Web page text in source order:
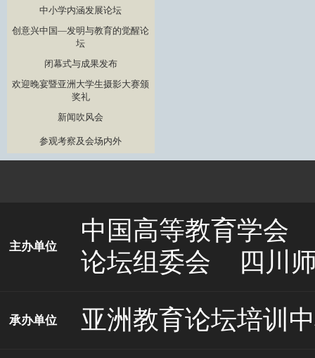
中小学内涵发展论坛
创意兴中国—发明与教育的觉醒论
坛
闭幕式与成果发布
欢迎晚宴暨亚洲大学生摄影大赛颁
奖礼
新闻吹风会
参观考察及会场内外
主办单位
中国高等教育学会
论坛组委会
四川
承办单位 亚洲教育论坛培训